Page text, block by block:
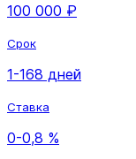
100 000 ₽
Срок
1-168 дней
Ставка
0-0,8 %